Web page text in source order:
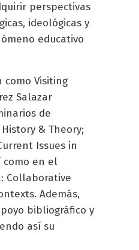
perspectivas
ideológicas y
educativo
como Visiting
Salazar
de
& Theory;
Issues in
como en el
Collaborative
Además,
bibliográfico y
así su